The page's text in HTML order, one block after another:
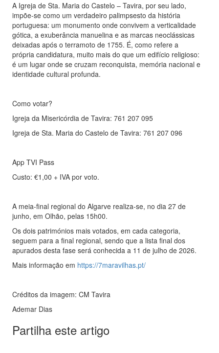
A Igreja de Sta. Maria do Castelo – Tavira, por seu lado,
impõe-se como um verdadeiro palimpsesto da história
portuguesa: um monumento onde convivem a verticalidade
gótica, a exuberância manuelina e as marcas neoclássicas
deixadas após o terramoto de 1755. É, como refere a
própria candidatura, muito mais do que um edifício religioso:
é um lugar onde se cruzam reconquista, memória nacional e
identidade cultural profunda.
Como votar?
Igreja da Misericórdia de Tavira: 761 207 095
Igreja de Sta. Maria do Castelo de Tavira: 761 207 096
App TVI Pass
Custo: €1,00 + IVA por voto.
A meia-final regional do Algarve realiza-se, no dia 27 de
junho, em Olhão, pelas 15h00.
Os dois patrimónios mais votados, em cada categoria,
seguem para a final regional, sendo que a lista final dos
apurados desta fase será conhecida a 11 de julho de 2026.
Mais informação em https://7maravilhas.pt/
Créditos da imagem: CM Tavira
Ademar Dias
Partilha este artigo